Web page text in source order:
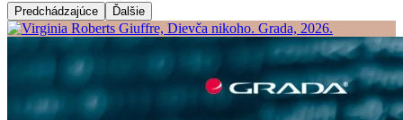
Predchádzajúce Ďalšie